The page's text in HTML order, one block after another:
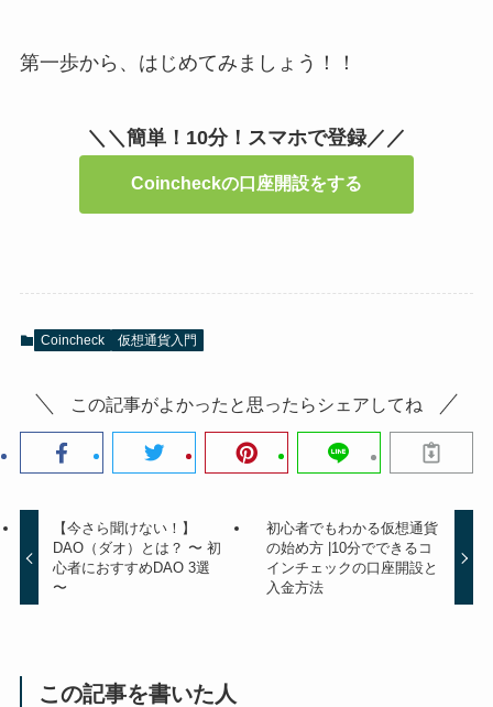
第一歩から、はじめてみましょう！！
＼＼簡単！10分！スマホで登録／／
Coincheckの口座開設をする
Coincheck 仮想通貨入門
この記事がよかったと思ったらシェアしてね
【今さら聞けない！】
DAO（ダオ）とは？ 〜 初
心者におすすめDAO 3選
〜
初心者でもわかる仮想通貨
の始め方 |10分でできるコ
インチェックの口座開設と
入金方法
この記事を書いた人